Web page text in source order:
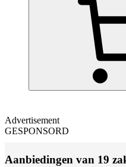
Advertisement
GESPONSORD
Aanbiedingen van 19